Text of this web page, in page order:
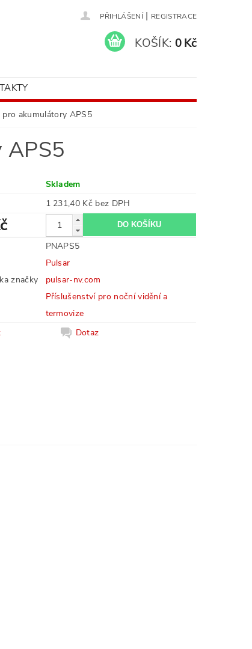
PŘIHLÁŠENÍ | REGISTRACE
KOŠÍK: 0 Kč
pro akumulátory APS5
APS5
Skladem
1 231,40 Kč bez DPH
PNAPS5
Pulsar
značky
pulsar-nv.com
Příslušenství pro noční vidění a
termovize
Dotaz